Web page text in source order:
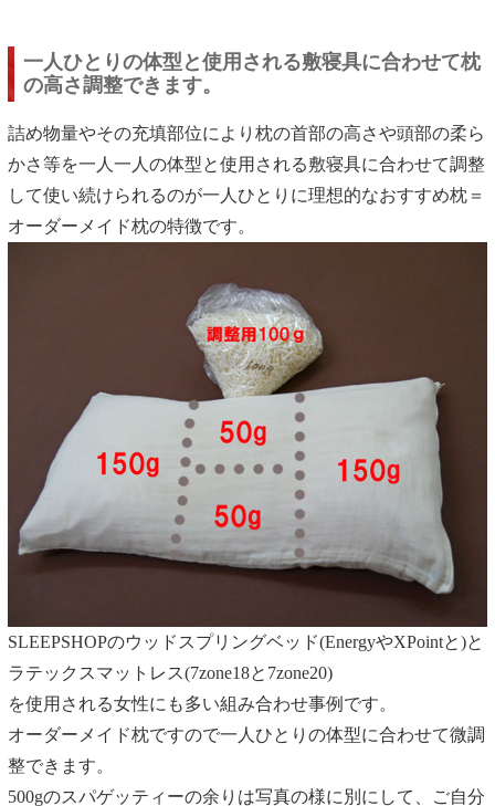
一人ひとりの体型と使用される敷寝具に合わせて枕
の高さ調整できます。
詰め物量やその充填部位により枕の首部の高さや頭部の柔ら
かさ等を一人一人の体型と使用される敷寝具に合わせて調整
して使い続けられるのが一人ひとりに理想的なおすすめ枕＝
オーダーメイド枕の特徴です。
SLEEPSHOPのウッドスプリングベッド(EnergyやXPointと)と
ラテックスマットレス(7zone18と7zone20)
を使用される女性にも多い組み合わせ事例です。
オーダーメイド枕ですので一人ひとりの体型に合わせて微調
整できます。
500gのスパゲッティーの余りは写真の様に別にして、ご自分